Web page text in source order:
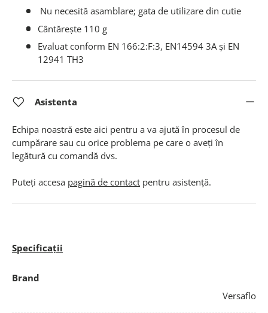
Nu necesită asamblare; gata de utilizare din cutie
Cântărește 110 g
Evaluat conform EN 166:2:F:3, EN14594 3A și EN
12941 TH3
Asistenta
Echipa noastră este aici pentru a va ajută în procesul de
cumpărare sau cu orice problema pe care o aveți în
legătură cu comandă dvs.
Puteți accesa pagină de contact pentru asistență.
Specificații
Brand
Versaflo